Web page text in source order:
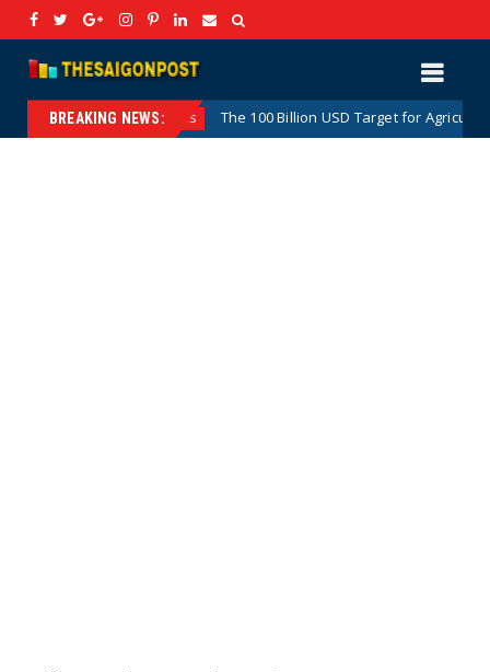
BREAKING NEWS:
Hotnews The 100 Billion USD Target for Agricultural, Forestry